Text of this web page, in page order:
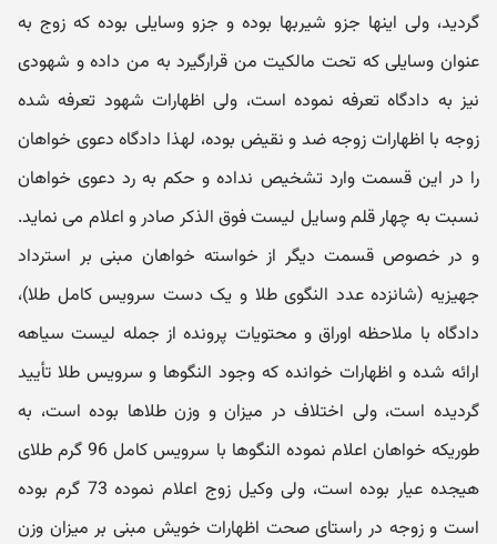
گردید، ولی اینها جزو شیربها بوده و جزو وسایلی بوده که زوج به
عنوان وسایلی که تحت مالکیت من قرارگیرد به من داده و شهودی
نیز به دادگاه تعرفه نموده است، ولی اظهارات شهود تعرفه شده
زوجه با اظهارات زوجه ضد و نقیض بوده، لهذا دادگاه دعوی خواهان
را در این قسمت وارد تشخیص نداده و حکم به رد دعوی خواهان
نسبت به چهار قلم وسایل لیست فوق الذکر صادر و اعلام می نماید.
و در خصوص قسمت دیگر از خواسته خواهان مبنی بر استرداد
جهیزیه (شانزده عدد النگوی طلا و یک دست سرویس کامل طلا)،
دادگاه با ملاحظه اوراق و محتویات پرونده از جمله لیست سیاهه
ارائه شده و اظهارات خوانده که وجود النگوها و سرویس طلا تأیید
گردیده است، ولی اختلاف در میزان و وزن طلاها بوده است، به
طوریکه خواهان اعلام نموده النگوها با سرویس کامل 96 گرم طلای
هیجده عیار بوده است، ولی وکیل زوج اعلام نموده 73 گرم بوده
است و زوجه در راستای صحت اظهارات خویش مبنی بر میزان وزن